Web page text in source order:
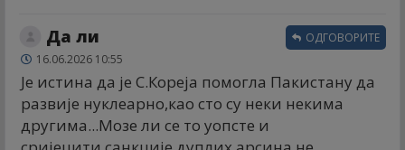
Да ли
16.06.2026 10:55
Је истина да је С.Кореја помогла Пакистану да
развије нуклеарно,као сто су неки некима
другима...Мозе ли се то уопсте и
ОДГОВОРИТЕ